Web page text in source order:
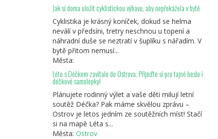
Jak si doma uložit cyklistickou výbavu, aby nepřekážela v bytě
Cyklistika je krásný koníček, dokud se helma
neválí v předsíni, tretry neschnou u topení a
náhradní duše se neztratí v šuplíku s nářadím. V
bytě přitom nemusí...
Města:
Léto s Déčkem zavítalo do Ostrova. Přijeďte si pro tajné heslo i
déčkové samolepky!
Plánujete rodinný výlet a vaše děti milují letní
soutěž Déčka? Pak máme skvělou zprávu –
Ostrov je letos jedním ze soutěžních míst! Stačí
si na mapě Léta s...
Města: Ostrov